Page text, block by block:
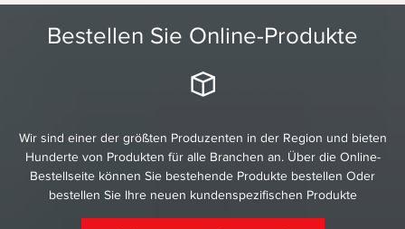
Bestellen Sie Online-Produkte
Wir sind einer der größten Produzenten in der Region und bieten
Hunderte von Produkten für alle Branchen an. Über die Online-
Bestellseite können Sie bestehende Produkte bestellen Oder
bestellen Sie Ihre neuen kundenspezifischen Produkte